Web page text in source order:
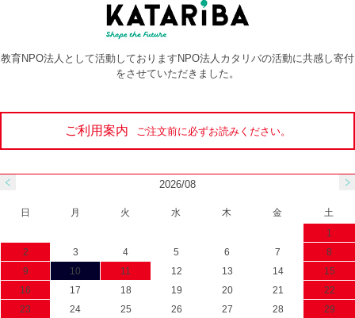
教育NPO法人として活動しておりますNPO法人カタリバの活動に共感し寄付
をさせていただきました。
ご利用案内 ご注文前に必ずお読みください。
2026/08
日 月 火 水 木 金
土
1
2
3 4 5 6 7
8
9
10 11 12 13 14
15
16
17 18 19 20 21
22
23
24 25 26 27 28 29